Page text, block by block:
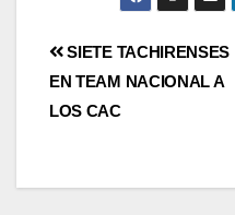
SIETE TACHIRENSES
EN TEAM NACIONAL A
LOS CAC